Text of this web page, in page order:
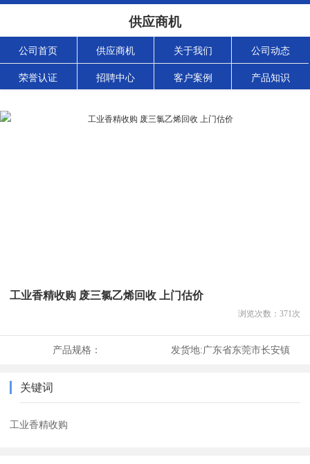
供应商机
公司首页 供应商机 关于我们 公司动态
荣誉认证 招聘中心 客户案例 产品知识
工业香精收购 废三氯乙烯回收 上门估价
浏览次数： 371次
产品规格： 发货地:广东省东莞市长安镇
关键词
工业香精收购